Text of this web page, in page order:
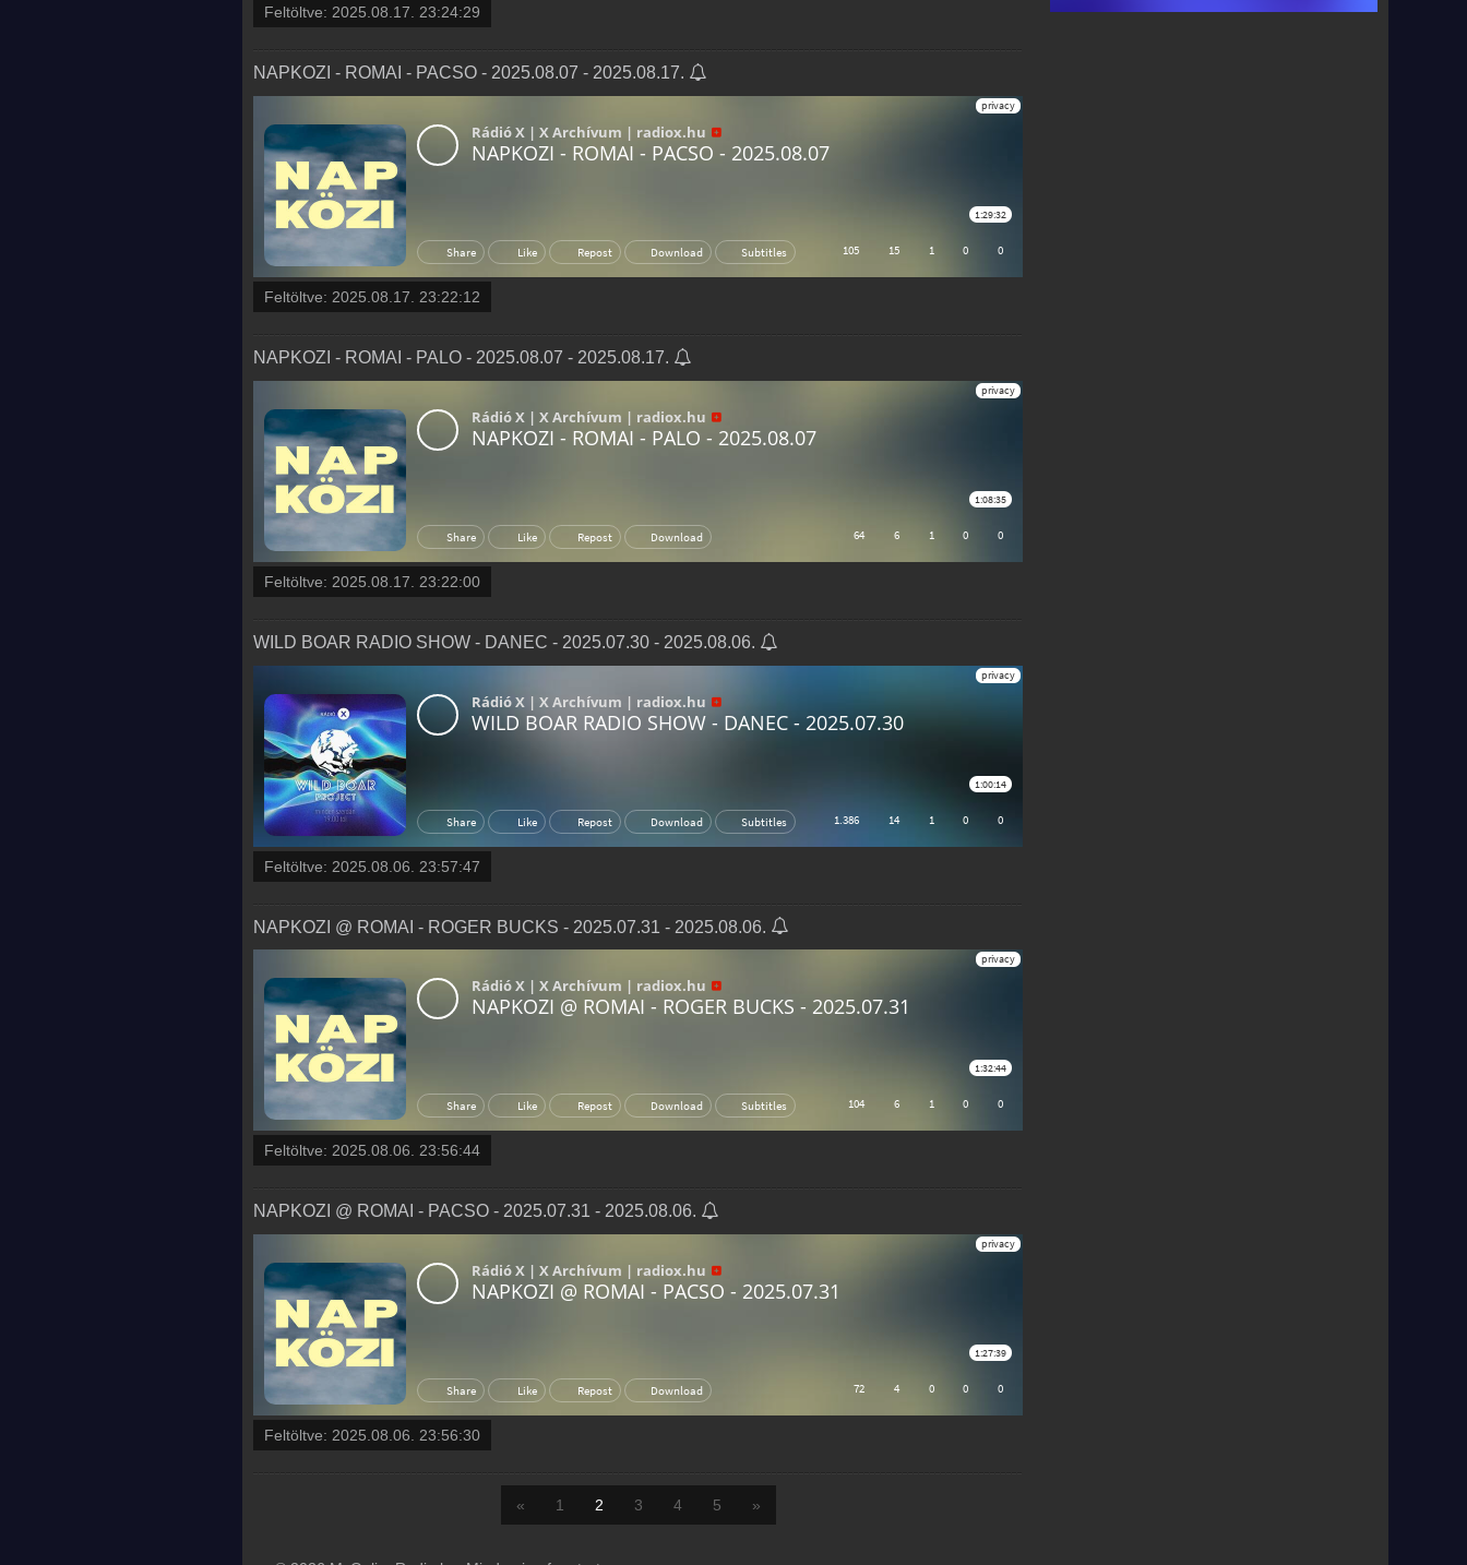
Feltöltve: 2025.08.17. 23:24:29
NAPKOZI - ROMAI - PACSO - 2025.08.07 - 2025.08.17.
Feltöltve: 2025.08.17. 23:22:12
NAPKOZI - ROMAI - PALO - 2025.08.07 - 2025.08.17.
Feltöltve: 2025.08.17. 23:22:00
WILD BOAR RADIO SHOW - DANEC - 2025.07.30 - 2025.08.06.
Feltöltve: 2025.08.06. 23:57:47
NAPKOZI @ ROMAI - ROGER BUCKS - 2025.07.31 - 2025.08.06.
Feltöltve: 2025.08.06. 23:56:44
NAPKOZI @ ROMAI - PACSO - 2025.07.31 - 2025.08.06.
Feltöltve: 2025.08.06. 23:56:30
« 1 2 3 4 5 »